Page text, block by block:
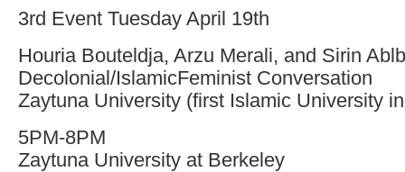
3rd Event Tuesday April 19th
Houria Bouteldja, Arzu Merali, and Sirin
Decolonial/IslamicFeminist Conversation
Zaytuna University (first Islamic University
5PM-8PM
Zaytuna University at Berkeley